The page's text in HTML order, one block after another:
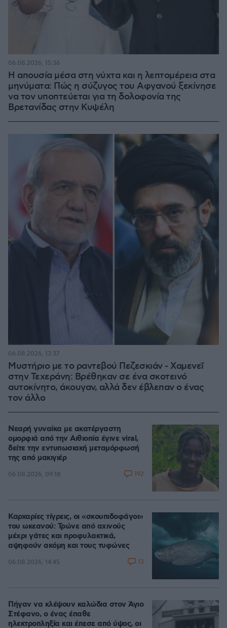
Η απουσία μέσα στη νύχτα και η λεπτομέρεια στα
μηνύματα: Πώς η σύζυγος του Αφγανού ξεκίνησε
να τον υποπτεύεται για τη δολοφονία της
Βρετανίδας στην Κυψέλη
06.08.2026, 15:36
Μυστήριο με το ραντεβού Πεζεσκιάν - Χαμενεΐ
στην Τεχεράνη: Βρέθηκαν σε ένα σκοτεινό
αυτοκίνητο, άκουγαν, αλλά δεν έβλεπαν ο ένας
τον άλλο
06.08.2026, 13:37
Νεαρή γυναίκα με ακατέργαστη
ομορφιά από την Αιθιοπία έγινε viral,
δείτε την εντυπωσιακή μεταμόρφωσή
της από μακιγιέρ
06.08.2026, 09:18 192
Καρχαρίες τίγρεις, οι «σκουπιδοφάγοι»
του ωκεανού: Τρώνε από αχινούς
μέχρι γάτες και προφυλακτικά,
αψηφούν ακόμη και τους τυφώνες
06.08.2026, 14:45 13
Πήγαν να κλέψουν καλώδια στον Άγιο
Στέφανο, ο ένας έπαθε
ηλεκτροπληξία και έπεσε από ύψος, οι